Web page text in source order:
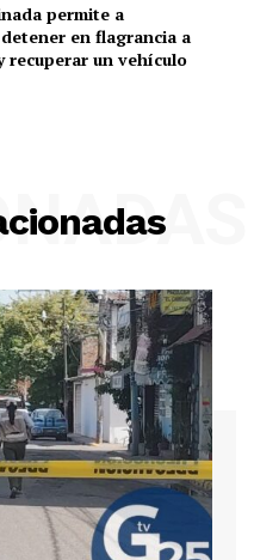
permite a
en flagrancia a
recuperar un vehículo